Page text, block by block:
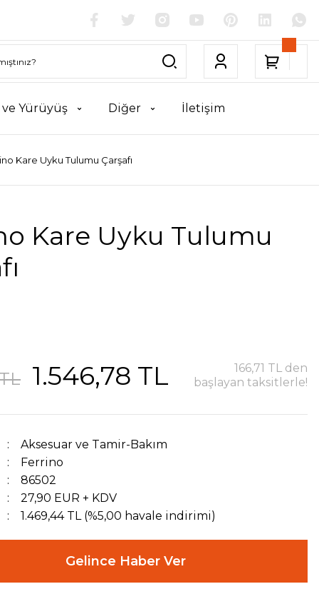
ve Yürüyüş Diğer İletişim
Kare Uyku Tulumu Çarşafı
Kare Uyku Tulumu
1.546,78 TL
166,71 TL den
başlayan taksitlerle!
Aksesuar ve Tamir-Bakım
Ferrino
86502
27,90 EUR + KDV
1.469,44 TL (%5,00 havale indirimi)
Gelince Haber Ver